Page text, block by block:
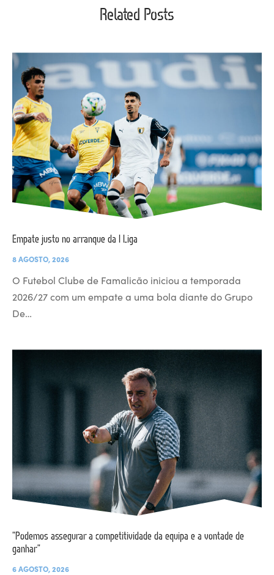
Related Posts
Empate justo no arranque da I Liga
8 AGOSTO, 2026
O Futebol Clube de Famalicão iniciou a temporada
2026/27 com um empate a uma bola diante do Grupo
De…
“Podemos assegurar a competitividade da equipa e a vontade de
ganhar”
6 AGOSTO, 2026